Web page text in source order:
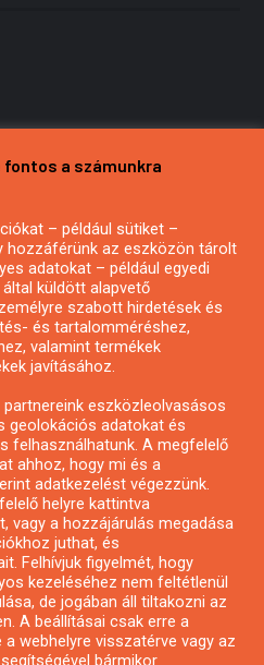
vagy hírlevél
fontos a számunkra
– például sütiket –
hozzáférünk az eszközön tárolt
adatokat – például egyedi
küldött alapvető
szabott hirdetések és
és tartalomméréshez,
valamint termékek
javításához.
eszközleolvasásos
geolokációs adatokat és
felhasználhatunk. A megfelelő
ahhoz, hogy mi és a
adatkezelést végezzünk.
helyre kattintva
vagy a hozzájárulás megadása
juthat, és
Felhívjuk figyelmét, hogy
kezeléséhez nem feltétlenül
de jogában áll tiltakozni az
A beállításai csak erre a
a webhelyre visszatérve vagy az
bármikor